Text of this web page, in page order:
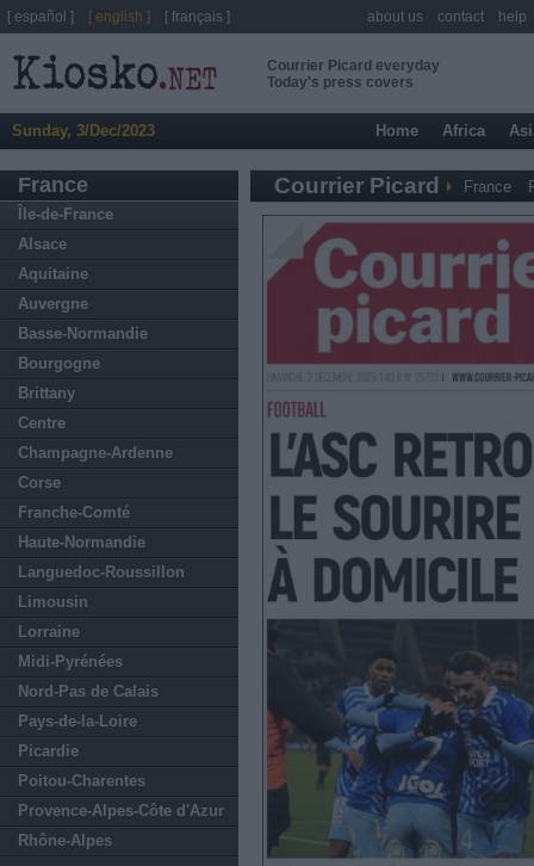
Courrier Picard everyday
Today's press covers
Sunday, 3/Dec/2023 Home Africa
France
Île-de-France
Alsace
Aquitaine
Auvergne
Basse-Normandie
Bourgogne
Brittany
Centre
Champagne-Ardenne
Corse
Franche-Comté
Haute-Normandie
Languedoc-Roussillon
Limousin
Lorraine
Midi-Pyrénées
Nord-Pas de Calais
Pays-de-la-Loire
Picardie
Poitou-Charentes
Provence-Alpes-Côte d'Azur
Rhône-Alpes
Courrier Picard France
[ español ] [ english ] [ français ] about us contact help